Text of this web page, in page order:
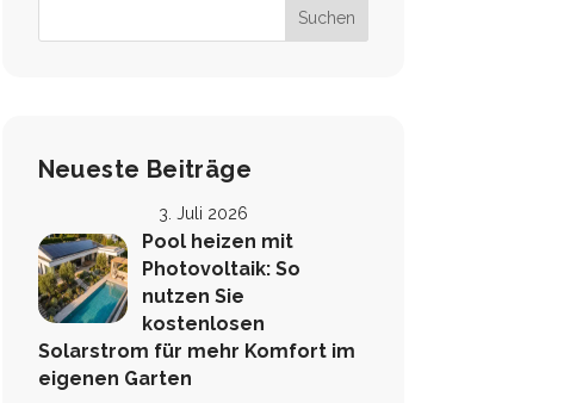
Neueste Beiträge
Pool heizen mit
Photovoltaik: So
nutzen Sie
kostenlosen
Solarstrom für mehr Komfort im
eigenen Garten
3. Juli 2026